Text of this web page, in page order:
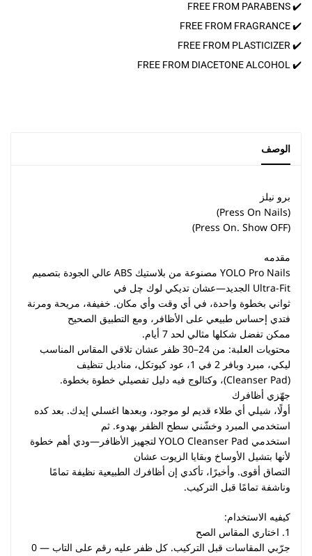
✔️ FREE FROM PARABENS
✔️ FREE FROM FRAGRANCE
✔️ FREE FROM PLASTICIZER
✔️ FREE FROM DIACETONE ALCOHOL
الوصف
برو نيلز
(Press On Nails)
(Press On. Show OFF)
مقدمه
YOLO Pro Nails مصنوعة من بلاستيك ABS عالي الجودة بتصميم
Ultra-Fit الجديد—عشان تديكي لوك چل في
ثواني بخطوة واحدة، في أي وقت وأي مكان. خفيفة، مريحة ومرنة
فتدي إحساس طبيعي على الأظافر، ومع التطبيق الصحيح
ممكن تفضل شكلها مثالي لحد 7 أيام.
محتويات العلبة: من 24–30 ظفر عشان تلاقي المقاس المناسب
ليكي، مبرد وبافر 2 في 1، عود كيوتكل، مناديل تنظيف
(Cleanser Pad)، وكتالوج فيه دليل تفصيلي خطوة بخطوة.
جهّزي أظافرك
أولًا، شيلي أي طلاء قديم لو موجود، وبعدها اغسلي إيدك. بعد كده
استخدمي المبرد وخشّني سطح الظفر بهدوء. ثم
استخدمي YOLO Cleanser Pad لتجهيز الأظافر—ودي أهم خطوة
لأنها بتشيل الأوساخ وبقايا الزيوت عشان
التصاق أقوى. وأخيرًا، تأكدي إن أظافرك الطبيعية نظيفة تمامًا
وناشفة تمامًا قبل التركيب.
كيفيه الاستخدام:
1. اختاري المقاس الصح
جرّبي المقاسات قبل التركيب. كل ظفر عليه رقم على التاب — 0